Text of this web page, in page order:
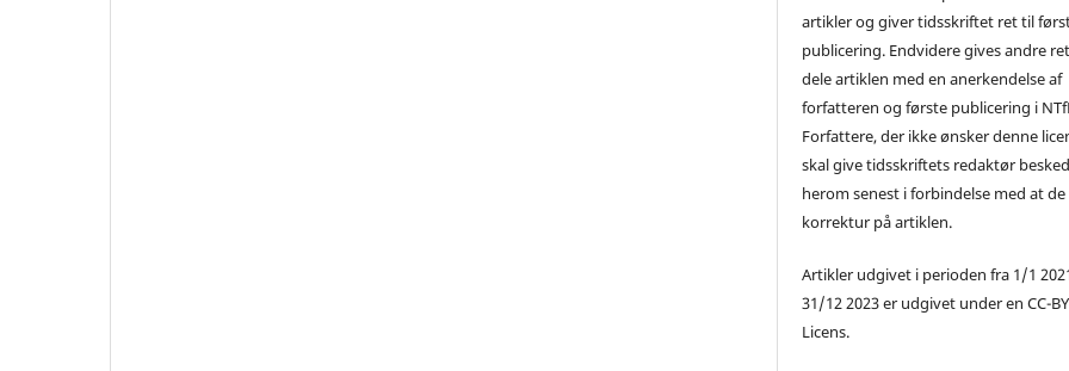
artikler og giver tidsskriftet ret til
publicering. Endvidere gives andre
dele artiklen med en anerkendelse af
forfatteren og første publicering i
Forfattere, der ikke ønsker denne
skal give tidsskriftets redaktør besked
herom senest i forbindelse med at
korrektur på artiklen.
Artikler udgivet i perioden fra 1/1
31/12 2023 er udgivet under en CC-
Licens.